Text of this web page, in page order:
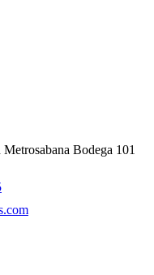
Bodega 101